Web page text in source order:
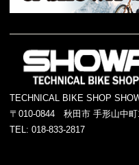
TECHNICAL BIKE SHOP
〒010-0844 秋田市 手形山中町
TEL: 018-833-2817